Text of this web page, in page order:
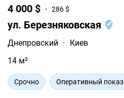
4 000 $ 286 $
ул. Березняковская
Днепровский ·
Киев
14 м²
Срочно Оперативный показ